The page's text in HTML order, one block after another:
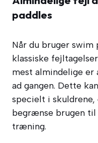
paddles
Når du bruger swim
klassiske
mest almindelige
ad gangen. Dette
specielt i skuldrene,
begrænse brugen
træning.